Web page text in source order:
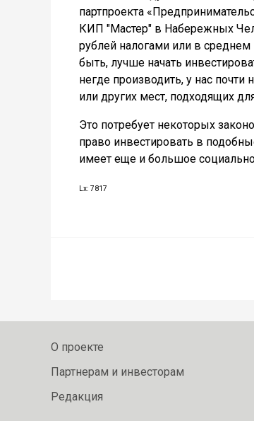
партпроекта
КИП "Мастер" в Набережных
рублей налогами или в
быть, лучше начать
негде производить, у нас почти
или других мест, подходящих
Это потребует некоторых
право инвестировать в
имеет еще и большое
Lx: 7817
О проекте
Партнерам и инвесторам
Редакция